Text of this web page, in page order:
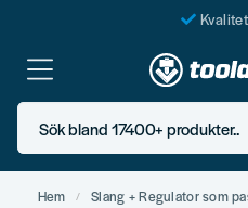
Fraktfritt
En
Butik i
Sök bland 17400+ produkter..
Hem Slang + Regulator som